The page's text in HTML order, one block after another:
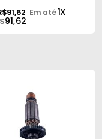
Em até1X
91,62